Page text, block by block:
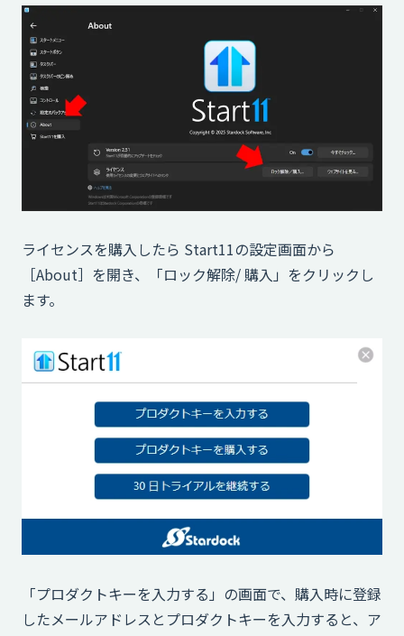
ライセンスを購入したら Start11の設定画面から
［About］を開き、「ロック解除/ 購入」をクリックし
ます。
「プロダクトキーを入力する」の画面で、購入時に登録
したメールアドレスとプロダクトキーを入力すると、ア